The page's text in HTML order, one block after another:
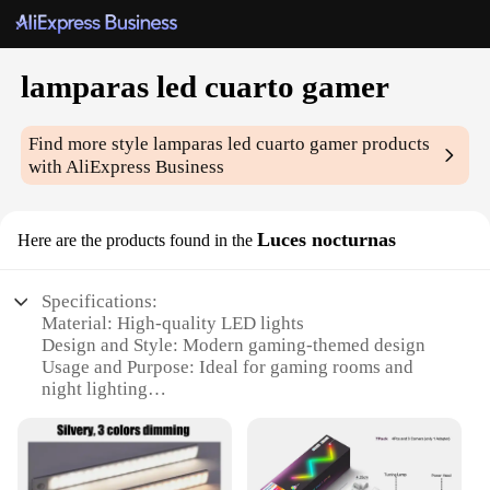
lamparas led cuarto gamer
Find more stylelamparas led cuarto gamer products
with AliExpress Business
Here are the products found in the Luces nocturnas
Specifications:
Material: High-quality LED lights
Design and Style: Modern gaming-themed design
Usage and Purpose: Ideal for gaming rooms and
night lighting
ambiance and provides nighttime illumination
Shape or Size or Weight or Quantity: Compact and
lightweight, easy to install